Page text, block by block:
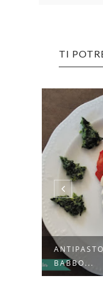
TI
BABBO...